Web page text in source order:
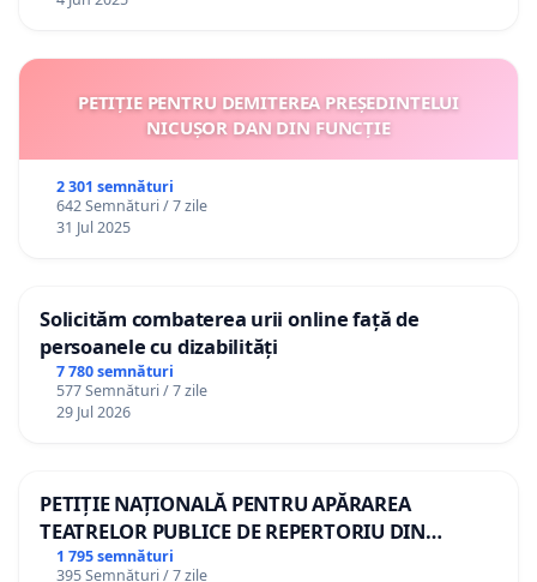
PETIȚIE PENTRU DEMITEREA PREȘEDINTELUI
NICUȘOR DAN DIN FUNCȚIE
2 301 semnături
642 Semnături / 7 zile
31 Jul 2025
Solicităm combaterea urii online față de
persoanele cu dizabilități
7 780 semnături
577 Semnături / 7 zile
29 Jul 2026
PETIȚIE NAȚIONALĂ PENTRU APĂRAREA
TEATRELOR PUBLICE DE REPERTORIU DIN
ROMÂNIA
1 795 semnături
395 Semnături / 7 zile